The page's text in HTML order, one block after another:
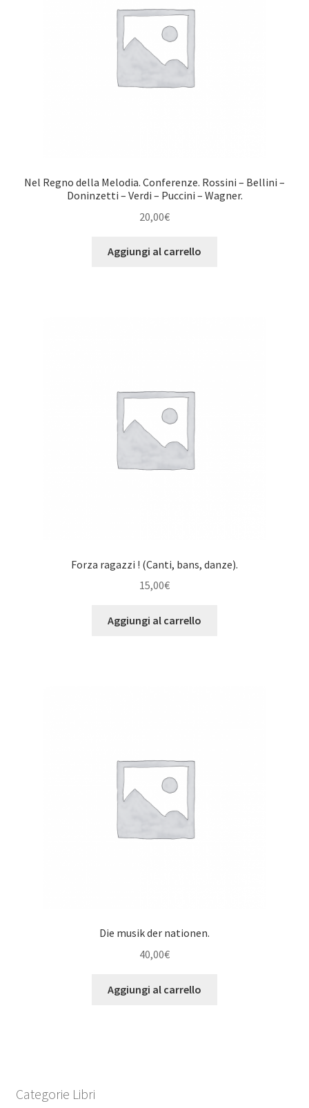
Nel Regno della Melodia. Conferenze. Rossini – Bellini –
Doninzetti – Verdi – Puccini – Wagner.
20,00€
Aggiungi al carrello
Forza ragazzi ! (Canti, bans, danze).
15,00€
Aggiungi al carrello
Die musik der nationen.
40,00€
Aggiungi al carrello
Categorie Libri